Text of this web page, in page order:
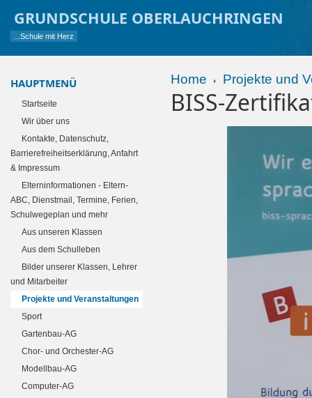
GRUNDSCHULE OBERLAUCHRINGEN
...Schule mit Herz
Home Projekte und
BISS-
HAUPTMENÜ
Startseite
Wir über uns
Kontakte, Datenschutz,
Barrierefreiheitserklärung, Anfahrt
& Impressum
Elterninformationen - Eltern-
ABC, Dienstmail, Termine, Ferien,
Schulwegeplan und mehr
Aus unseren Klassen
Aus dem Schulleben
Bilder unserer Klassen, Lehrer
und Mitarbeiter
Projekte und Veranstaltungen
Sport
Gartenbau-AG
Chor- und Orchester-AG
Modellbau-AG
Computer-AG